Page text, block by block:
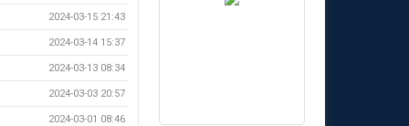
2024-03-15 21:43
2024-03-14 15:37
2024-03-13 08:34
2024-03-03 20:57
2024-03-01 08:46